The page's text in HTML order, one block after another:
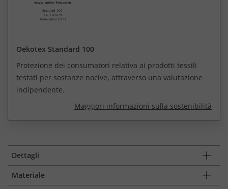
Oekotex Standard 100
Protezione dei consumatori relativa ai prodotti tessili
testati per sostanze nocive, attraverso una valutazione
indipendente.
Maggiori informazioni sulla sostenibilità
Dettagli
Materiale